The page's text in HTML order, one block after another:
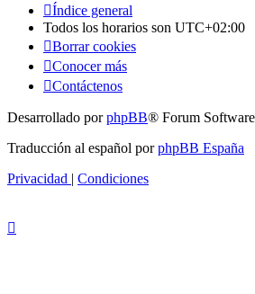
Índice general
Todos los horarios son UTC+02:00
Borrar cookies
Conocer más
Contáctenos
Desarrollado porphpBB® Forum
Traducción al español porphpBB España
Privacidad | Condiciones